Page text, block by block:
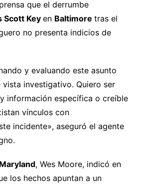
que el derrumbe
Scott Key en Baltimore tras el
no presenta indicios de
y evaluando este asunto
investigativo. Quiero ser
información específica o creíble
vínculos con
incidente», aseguró el agente
, Wes Moore, indicó en
los hechos apuntan a un